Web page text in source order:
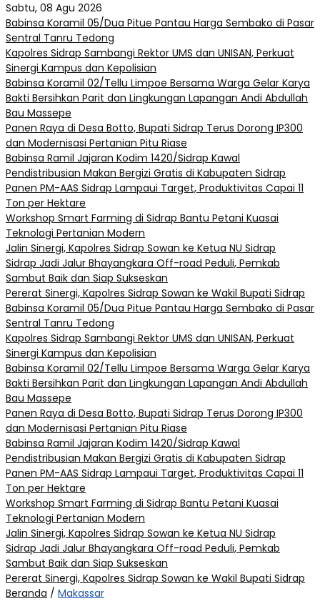
Sabtu, 08 Agu 2026
Babinsa Koramil 05/Dua Pitue Pantau Harga Sembako di Pasar
Sentral Tanru Tedong
Kapolres Sidrap Sambangi Rektor UMS dan UNISAN, Perkuat
Sinergi Kampus dan Kepolisian
Babinsa Koramil 02/Tellu Limpoe Bersama Warga Gelar Karya
Bakti Bersihkan Parit dan Lingkungan Lapangan Andi Abdullah
Bau Massepe
Panen Raya di Desa Botto, Bupati Sidrap Terus Dorong IP300
dan Modernisasi Pertanian Pitu Riase
Babinsa Ramil Jajaran Kodim 1420/Sidrap Kawal
Pendistribusian Makan Bergizi Gratis di Kabupaten Sidrap
Panen PM-AAS Sidrap Lampaui Target, Produktivitas Capai 11
Ton per Hektare
Workshop Smart Farming di Sidrap Bantu Petani Kuasai
Teknologi Pertanian Modern
Jalin Sinergi, Kapolres Sidrap Sowan ke Ketua NU Sidrap
Sidrap Jadi Jalur Bhayangkara Off-road Peduli, Pemkab
Sambut Baik dan Siap Sukseskan
Pererat Sinergi, Kapolres Sidrap Sowan ke Wakil Bupati Sidrap
Babinsa Koramil 05/Dua Pitue Pantau Harga Sembako di Pasar
Sentral Tanru Tedong
Kapolres Sidrap Sambangi Rektor UMS dan UNISAN, Perkuat
Sinergi Kampus dan Kepolisian
Babinsa Koramil 02/Tellu Limpoe Bersama Warga Gelar Karya
Bakti Bersihkan Parit dan Lingkungan Lapangan Andi Abdullah
Bau Massepe
Panen Raya di Desa Botto, Bupati Sidrap Terus Dorong IP300
dan Modernisasi Pertanian Pitu Riase
Babinsa Ramil Jajaran Kodim 1420/Sidrap Kawal
Pendistribusian Makan Bergizi Gratis di Kabupaten Sidrap
Panen PM-AAS Sidrap Lampaui Target, Produktivitas Capai 11
Ton per Hektare
Workshop Smart Farming di Sidrap Bantu Petani Kuasai
Teknologi Pertanian Modern
Jalin Sinergi, Kapolres Sidrap Sowan ke Ketua NU Sidrap
Sidrap Jadi Jalur Bhayangkara Off-road Peduli, Pemkab
Sambut Baik dan Siap Sukseskan
Pererat Sinergi, Kapolres Sidrap Sowan ke Wakil Bupati Sidrap
Beranda / Makassar